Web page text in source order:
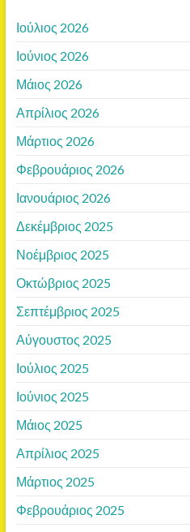
Ιούλιος 2026
Ιούνιος 2026
Μάιος 2026
Απρίλιος 2026
Μάρτιος 2026
Φεβρουάριος 2026
Ιανουάριος 2026
Δεκέμβριος 2025
Νοέμβριος 2025
Οκτώβριος 2025
Σεπτέμβριος 2025
Αύγουστος 2025
Ιούλιος 2025
Ιούνιος 2025
Μάιος 2025
Απρίλιος 2025
Μάρτιος 2025
Φεβρουάριος 2025